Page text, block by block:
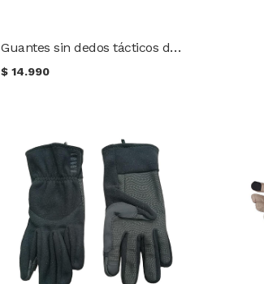
Guantes sin dedos tácticos de cuero Hard Knuckle Mod. 2325
$14.990